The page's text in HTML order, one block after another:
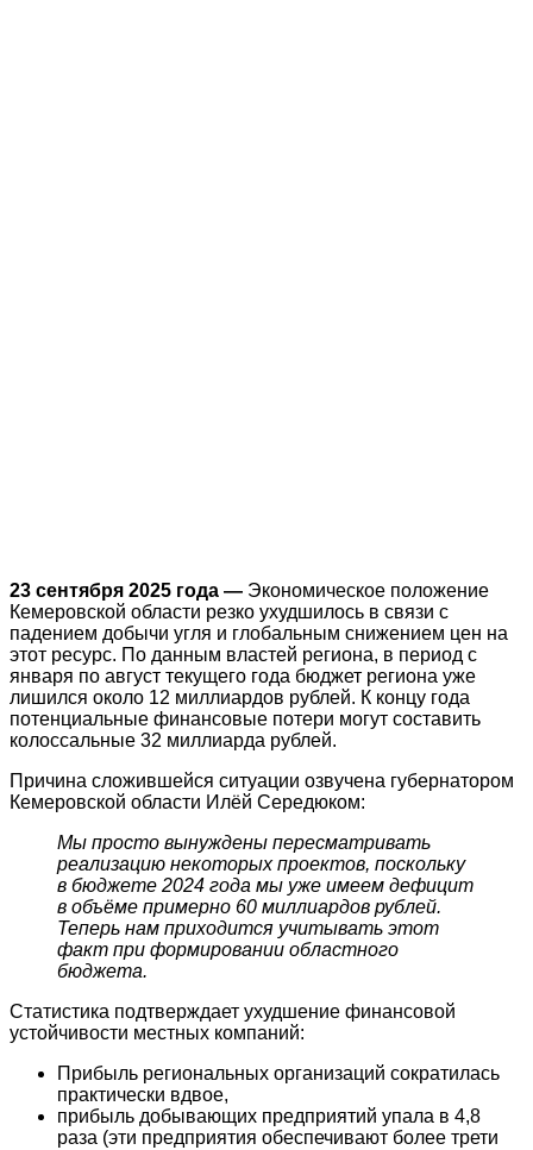
23 сентября 2025 года — Экономическое положение
Кемеровской области резко ухудшилось в связи с
падением добычи угля и глобальным снижением цен на
этот ресурс. По данным властей региона, в период с
января по август текущего года бюджет региона уже
лишился около 12 миллиардов рублей. К концу года
потенциальные финансовые потери могут составить
колоссальные 32 миллиарда рублей.
Причина сложившейся ситуации озвучена губернатором
Кемеровской области Илёй Середюком:
Мы просто вынуждены пересматривать
реализацию некоторых проектов, поскольку
в бюджете 2024 года мы уже имеем дефицит
в объёме примерно 60 миллиардов рублей.
Теперь нам приходится учитывать этот
факт при формировании областного
бюджета.
Статистика подтверждает ухудшение финансовой
устойчивости местных компаний:
Прибыль региональных организаций сократилась
практически вдвое,
прибыль добывающих предприятий упала в 4,8
раза (эти предприятия обеспечивают более трети